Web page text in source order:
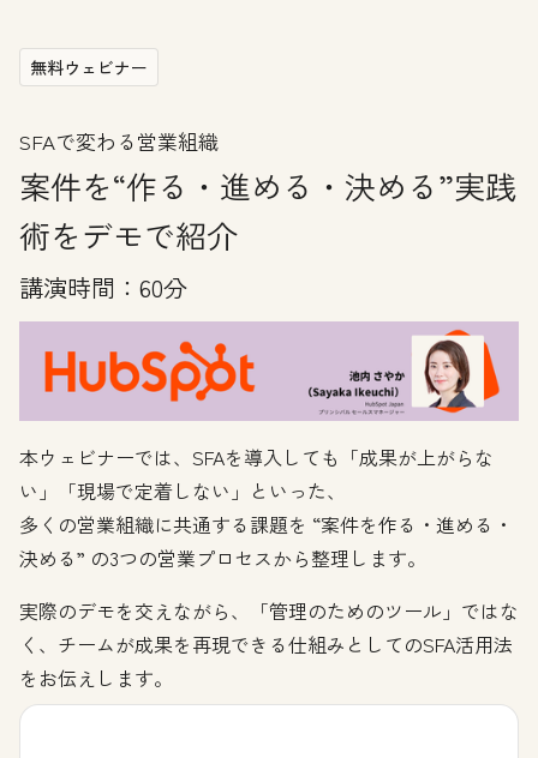
無料ウェビナー
SFAで変わる営業組織
案件を“作る・進める・決める”実践
術をデモで紹介
講演時間：60分
本ウェビナーでは、SFAを導入しても「成果が上がらな
い」「現場で定着しない」といった、
多くの営業組織に共通する課題を “案件を作る・進める・
決める” の3つの営業プロセスから整理します。
実際のデモを交えながら、「管理のためのツール」ではな
く、チームが成果を再現できる仕組みとしてのSFA活用法
をお伝えします。